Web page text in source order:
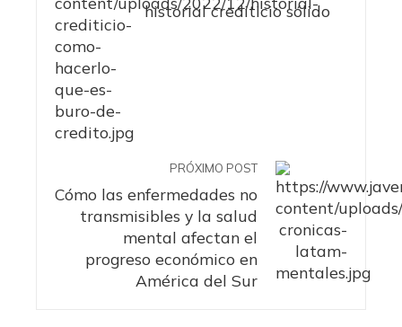
historial crediticio sólido
PRÓXIMO POST
Cómo las enfermedades no
transmisibles y la salud
mental afectan el
progreso económico en
América del Sur